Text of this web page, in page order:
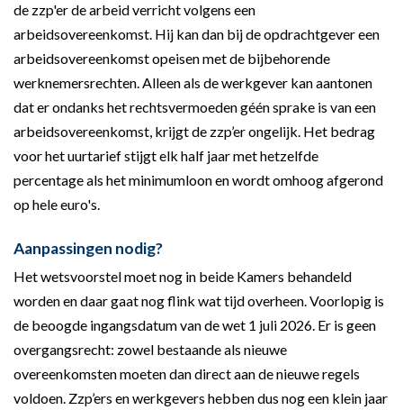
de zzp'er de arbeid verricht volgens een
arbeidsovereenkomst. Hij kan dan bij de opdrachtgever een
arbeidsovereenkomst opeisen met de bijbehorende
werknemersrechten. Alleen als de werkgever kan aantonen
dat er ondanks het rechtsvermoeden géén sprake is van een
arbeidsovereenkomst, krijgt de zzp’er ongelijk. Het bedrag
voor het uurtarief stijgt elk half jaar met hetzelfde
percentage als het minimumloon en wordt omhoog afgerond
op hele euro's.
Aanpassingen nodig?
Het wetsvoorstel moet nog in beide Kamers behandeld
worden en daar gaat nog flink wat tijd overheen. Voorlopig is
de beoogde ingangsdatum van de wet 1 juli 2026. Er is geen
overgangsrecht: zowel bestaande als nieuwe
overeenkomsten moeten dan direct aan de nieuwe regels
voldoen. Zzp’ers en werkgevers hebben dus nog een klein jaar